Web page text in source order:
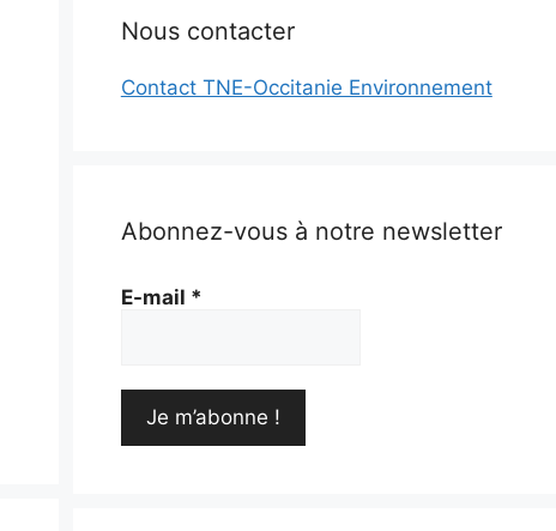
Nous contacter
Contact TNE-Occitanie Environnement
Abonnez-vous à notre newsletter
E-mail *